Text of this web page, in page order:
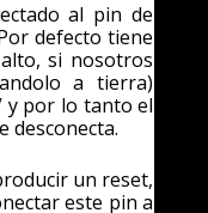
al pin de
defecto tiene
si nosotros
a tierra)
y por lo tanto el
desconecta.
un reset,
este pin a